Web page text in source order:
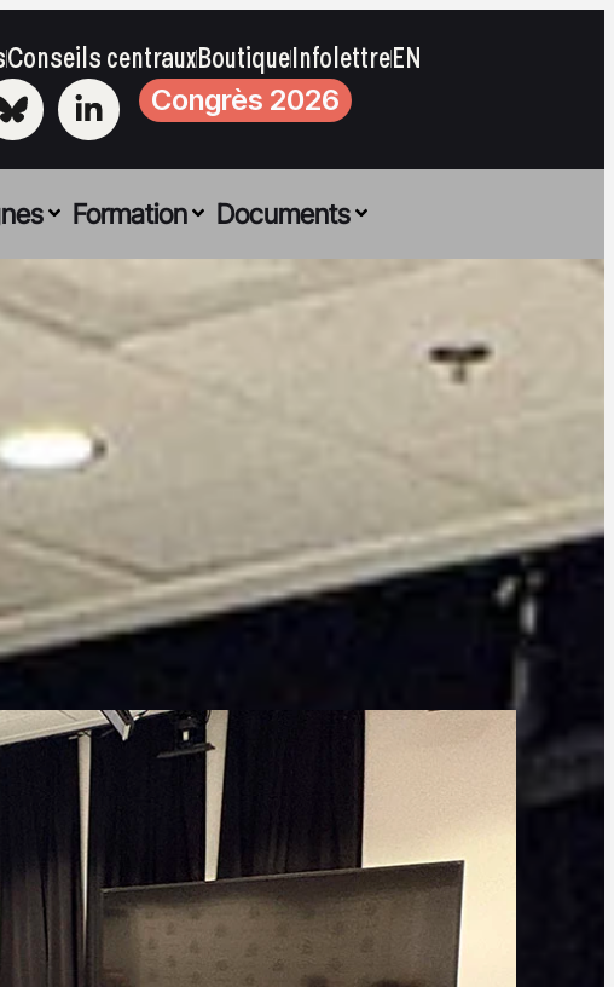
Conseils centrauxBoutiqueInfolettreEN
Congrès 2026
Formation Documents